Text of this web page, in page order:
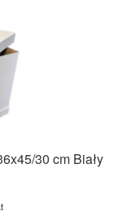
30 cm Biały